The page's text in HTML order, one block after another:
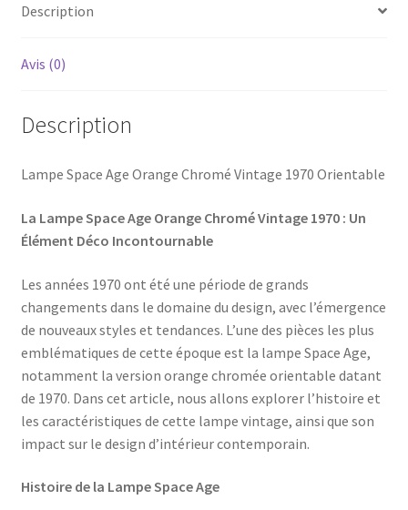
Description
Avis (0)
Description
Lampe Space Age Orange Chromé Vintage 1970 Orientable
La Lampe Space Age Orange Chromé Vintage 1970 : Un
Élément Déco Incontournable
Les années 1970 ont été une période de grands
changements dans le domaine du design, avec l’émergence
de nouveaux styles et tendances. L’une des pièces les plus
emblématiques de cette époque est la lampe Space Age,
notamment la version orange chromée orientable datant
de 1970. Dans cet article, nous allons explorer l’histoire et
les caractéristiques de cette lampe vintage, ainsi que son
impact sur le design d’intérieur contemporain.
Histoire de la Lampe Space Age